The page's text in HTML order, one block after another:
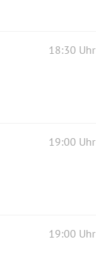
18:30 Uhr
19:00 Uhr
19:00 Uhr